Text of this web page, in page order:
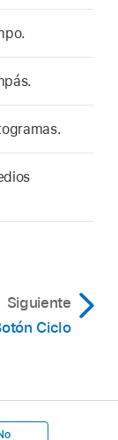
Siguiente
Ciclo